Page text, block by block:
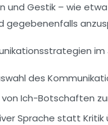
und Gestik – wie
gegebenenfalls
im
des
Ich-Botschaften
Sprache statt